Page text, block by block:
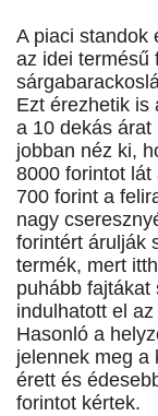
A piaci standok
az idei termésű
Ezt érezhetik is
a 10 dekás
jobban néz ki,
8000 forintot lát
700 forint a
nagy
forintért árulják
termék, mert
puhább fajtákat
indulhatott el
Hasonló a
jelennek meg a
érett és
forintot kértek.